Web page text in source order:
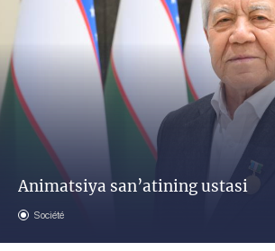
Animatsiya san’atining ustasi
Société